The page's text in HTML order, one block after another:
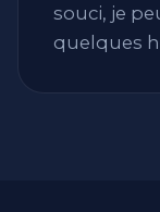
souci, je
quelques